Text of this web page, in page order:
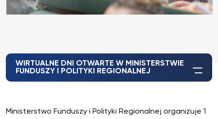
WIRTUALNE DNI OTWARTE W MINISTERSTWIE
FUNDUSZY I POLITYKI REGIONALNEJ
Ministerstwo Funduszy i Polityki Regionalnej organizuje 1